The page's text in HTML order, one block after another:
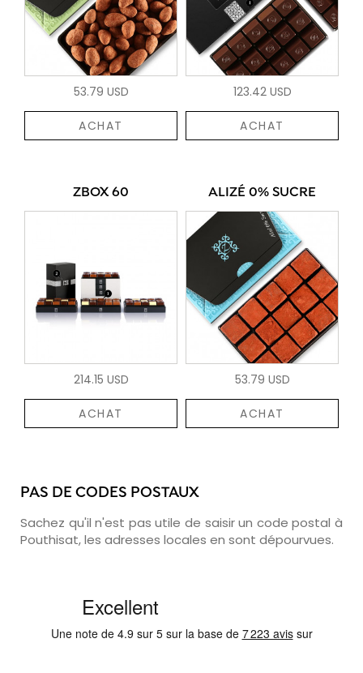
53.79 USD
ACHAT
123.42 USD
ACHAT
ZBOX 60
214.15 USD
ACHAT
ALIZÉ 0% SUCRE
53.79 USD
ACHAT
PAS DE CODES POSTAUX
Sachez qu'il n'est pas utile de saisir un code postal à
Pouthisat, les adresses locales en sont dépourvues.